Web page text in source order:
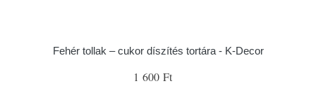
Fehér tollak – cukor díszítés tortára - K-Decor
1 600 Ft